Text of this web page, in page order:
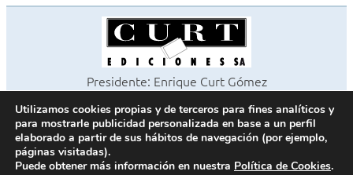
Presidente: Enrique Curt Gómez
©2026 Revista Cocinas y Baños
Todos los derechos reservados
Paseo de Gracia, 63. 1º 2ª. 08008 Barcelona -
Utilizamos cookies propias y de terceros para fines analíticos y
para mostrarle publicidad personalizada en base a un perfil
elaborado a partir de sus hábitos de navegación (por ejemplo,
páginas visitadas).
Puede obtener más información en nuestra Política de Cookies.